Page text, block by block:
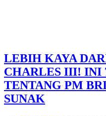
LEBIH KAYA
CHARLES III! INI
TENTANG PM
SUNAK